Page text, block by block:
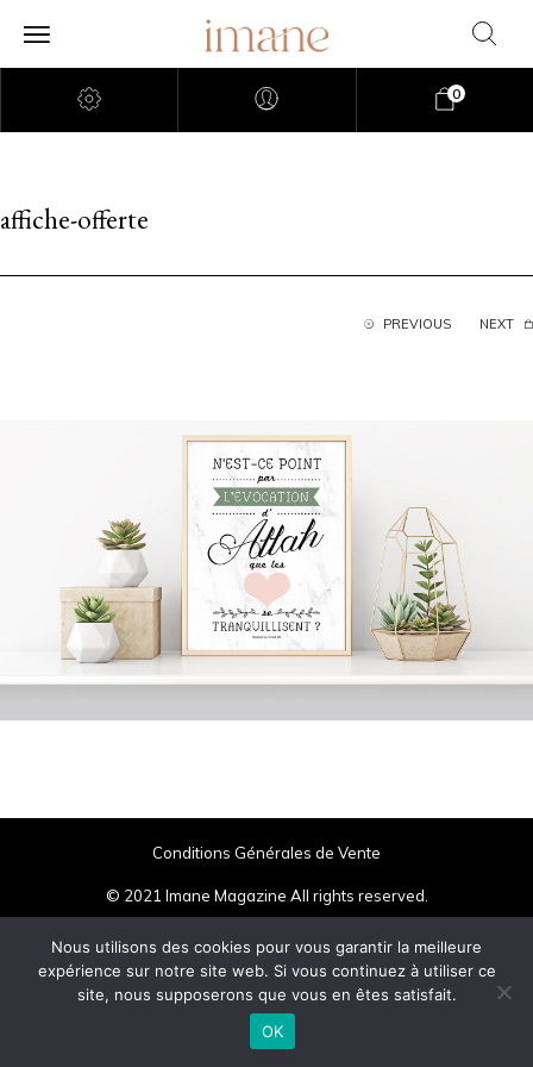
0
affiche-offerte
PREVIOUS NEXT
Conditions Générales de Vente
© 2021 Imane Magazine All rights reserved.
Nous utilisons des cookies pour vous garantir la meilleure
expérience sur notre site web. Si vous continuez à utiliser ce
site, nous supposerons que vous en êtes satisfait.
OK